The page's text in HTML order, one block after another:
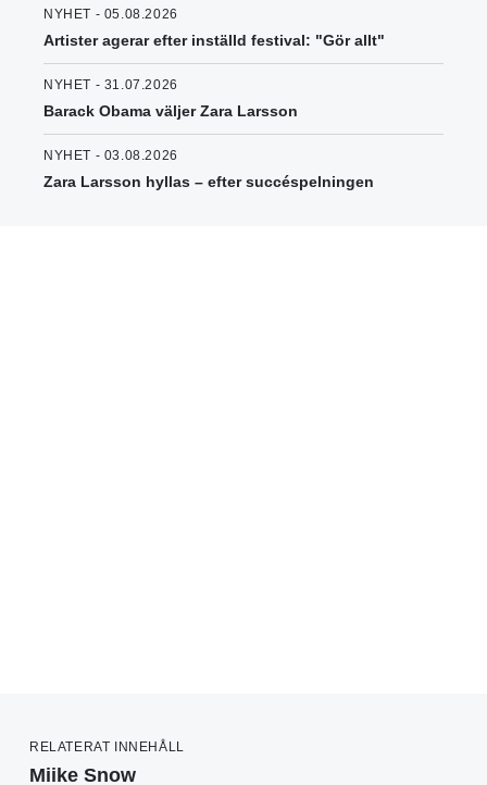
NYHET - 05.08.2026
Artister agerar efter inställd festival: "Gör allt"
NYHET - 31.07.2026
Barack Obama väljer Zara Larsson
NYHET - 03.08.2026
Zara Larsson hyllas – efter succéspelningen
RELATERAT INNEHÅLL
Miike Snow